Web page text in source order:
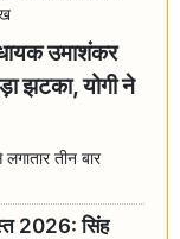
उमाशंकर
झटका, योगी ने
तीन बार
2026: सिंह